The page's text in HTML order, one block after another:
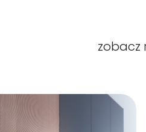
zobacz